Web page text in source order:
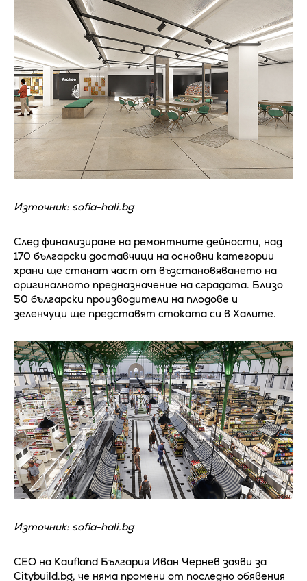
Източник: sofia-hali.bg
След финализиране на ремонтните дейности, над
170 български доставчици на основни категории
храни ще станат част от възстановяването на
оригиналното предназначение на сградата. Близо
50 български производители на плодове и
зеленчуци ще представят стоката си в Халите.
Източник: sofia-hali.bg
CEO на Kaufland България Иван Чернев заяви за
Citybuild.bg, че няма промени от последно обявения